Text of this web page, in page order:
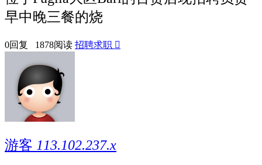
早中晚三餐的烧
0回复 1878阅读 招聘求职 
游客 113.102.237.x